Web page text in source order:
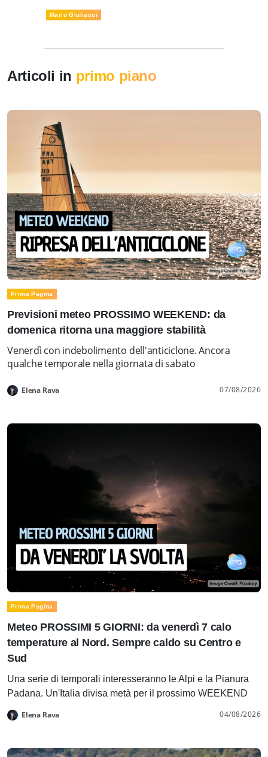
Mario Giuliacci
Articoli in primo piano
Prima Pagina
Previsioni meteo PROSSIMO WEEKEND: da
domenica ritorna una maggiore stabilità
Venerdì con indebolimento dell'anticiclone. Ancora
qualche temporale nella giornata di sabato
Elena Rava 07/08/2026
Prima Pagina
Meteo PROSSIMI 5 GIORNI: da venerdì 7 calo
temperature al Nord. Sempre caldo su Centro e
Sud
Una serie di temporali interesseranno le Alpi e la Pianura
Padana. Un'Italia divisa metà per il prossimo WEEKEND
Elena Rava 04/08/2026